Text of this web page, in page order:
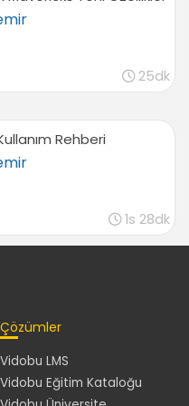
ve
Düzenlemek
ve Tercihlerini
ve
25dk
Rehberi
1s 28dk
Çözümler
Vidobu LMS
Vidobu Eğitim Kataloğu